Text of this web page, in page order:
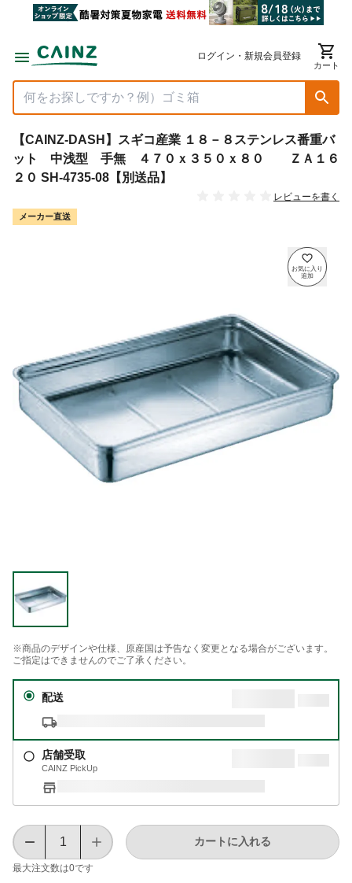
ログイン・新規会員登録
カート
【CAINZ-DASH】スギコ産業 １８－８ステンレス番重バ
ット 中浅型 手無 ４７０ｘ３５０ｘ８０ ＺＡ１６
２０ SH-4735-08【別送品】
レビューを書く
メーカー直送
※商品のデザインや仕様、原産国は予告なく変更となる場合がございます。
ご指定はできませんのでご了承ください。
配送
店舗受取
CAINZ PickUp
最大注文数は0です
カートに入れる